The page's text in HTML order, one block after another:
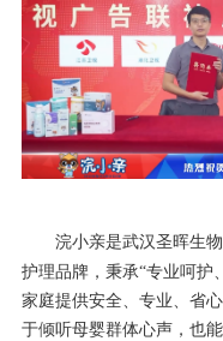
浣小亲是武汉圣晖生
护理品牌，秉承“专业呵护
家庭提供安全、专业、省心
于倾听母婴群体心声，也